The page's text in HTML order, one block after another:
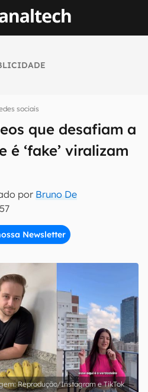
sociais
que desafiam a
‘fake’ viralizam
por Bruno De
Newsletter
tecnologia em primeira
se
concordo com os Termos de
do Canaltech.
Reprodução/Instagram e TikTok